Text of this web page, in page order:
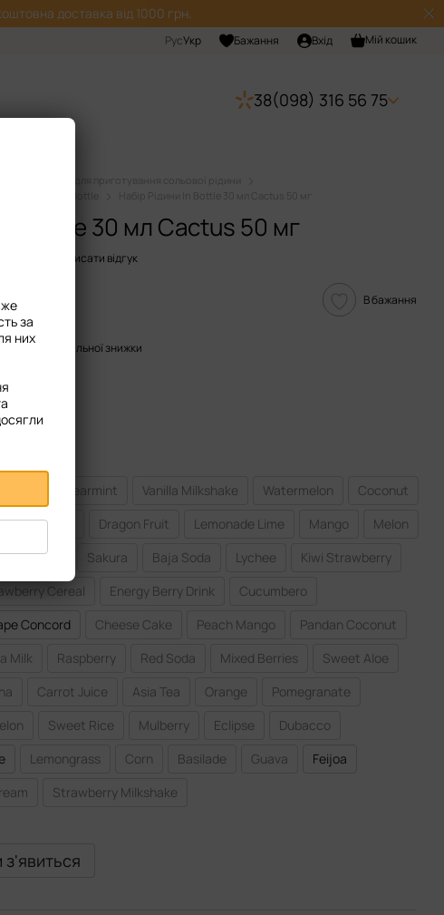
доставка від 1000 грн.
РусУкр Бажання Вхід Мій кошик
38(098) 316 56 75
Набори для приготування сольової рідини
рідини In Bottle
Набір Рідини In Bottle 30 мл Cactus 50 мг
In Bottle 30 мл Cactus 50 мг
Написати відгук
В бажання
накопичувальної знижки
Spearmint Vanilla Milkshake Watermelon
Coconut
Cranberry Dragon Fruit Lemonade Lime Mango
Melon
Peach Sakura Baja Soda Lychee
Kiwi Strawberry
Cereal Energy Berry Drink
Cucumbero
Concord Cheese Cake Peach Mango
Pandan Coconut
Milk Raspberry Red Soda Mixed Berries
Sweet Aloe
Carrot Juice Asia Tea Orange
Pomegranate
Sweet Rice Mulberry Eclipse
Dubacco
Lemongrass Corn Basilade Guava
Feijoa
Strawberry Milkshake
з'явиться
за
них